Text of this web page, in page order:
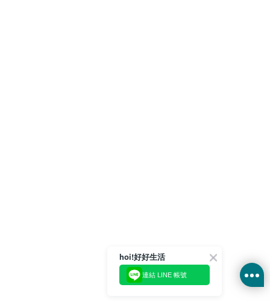
hoi!好好生活
連結 LINE 帳號